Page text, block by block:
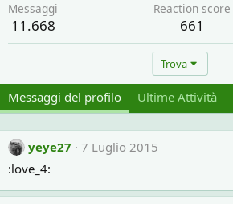
Messaggi
11.668
Reaction score
661
Trova
Messaggi del profilo Ultime Attività
yeye27
7 Luglio 2015
:love_4: